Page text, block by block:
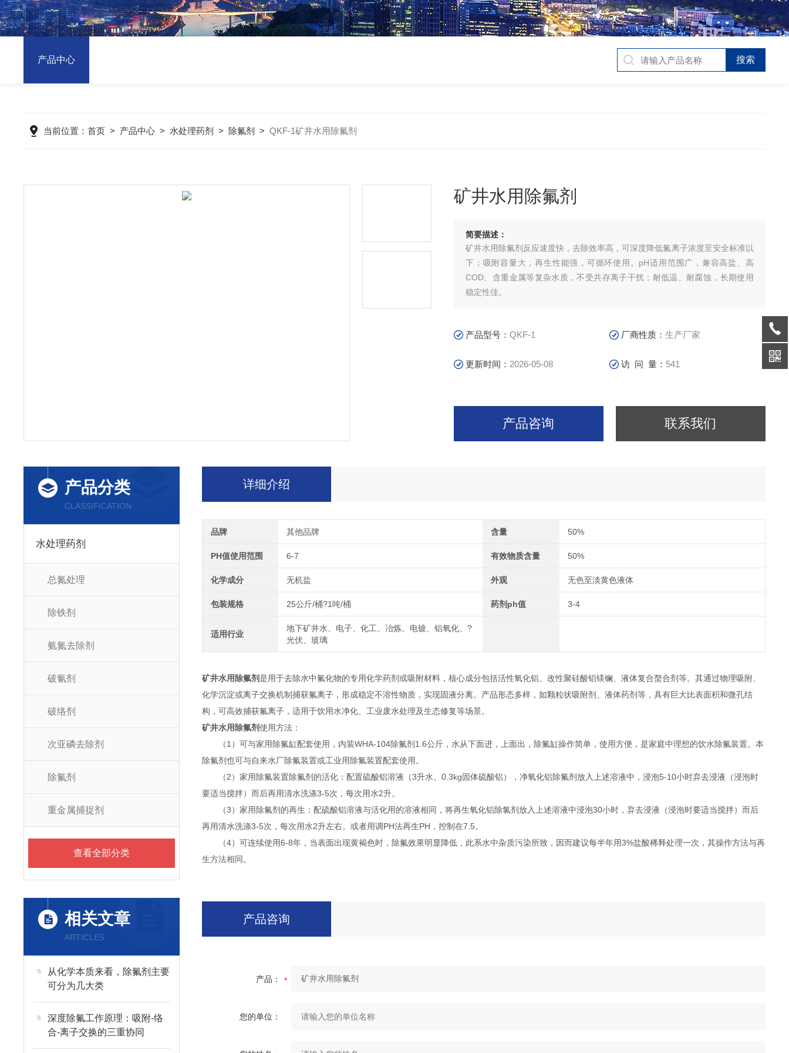
产品中心
当前位置：首页 > 产品中心 > 水处理药剂 > 除氟剂 >QKF-1矿井水用除氟剂
矿井水用除氟剂
简要描述：
矿井水用除氟剂反应速度快，去除效率高，可深度降低氟离子浓度至安全标准以
下；吸附容量大，再生性能强，可循环使用。pH适用范围广，兼容高盐、高
COD、含重金属等复杂水质，不受共存离子干扰；耐低温、耐腐蚀，长期使用
稳定性佳。
产品型号：QKF-1 厂商性质：生产厂家
更新时间： 2026-05-08 访 问 量： 541
产品咨询 联系我们
产品分类
CLASSIFICATION
水处理药剂
总氮处理
除铁剂
氨氮去除剂
破氰剂
破络剂
次亚磷去除剂
除氟剂
重金属捕捉剂
查看全部分类
相关文章
ARTICLES
从化学本质来看，除氟剂主要
可分为几大类
深度除氟工作原理：吸附-络
合-离子交换的三重协同
详细介绍
品牌 其他品牌 含量 50%
PH值使用范围 6-7 有效物质含量 50%
化学成分 无机盐 外观 无色至淡黄色液体
包装规格 25公斤/桶?1吨/桶 药剂ph值 3-4
适用行业
地下矿井水、电子、化工、冶炼、电镀、铝氧化、?
光伏、玻璃
矿井水用除氟剂是用于去除水中氟化物的专用化学药剂或吸附材料，核心成分包括活性氧化铝、改性聚硅酸铝镁镧、液体复合螯合剂等。其通过物理吸附、
化学沉淀或离子交换机制捕获氟离子，形成稳定不溶性物质，实现固液分离。产品形态多样，如颗粒状吸附剂、液体药剂等，具有巨大比表面积和微孔结
构，可高效捕获氟离子，适用于饮用水净化、工业废水处理及生态修复等场景。
矿井水用除氟剂使用方法：
（1）可与家用除氟缸配套使用，内装WHA-104除氟剂1.6公斤，水从下面进，上面出，除氟缸操作简单，使用方便，是家庭中理想的饮水除氟装置。本
除氟剂也可与自来水厂除氟装置或工业用除氟装置配套使用。
（2）家用除氟装置除氟剂的活化：配置硫酸铝溶液（3升水、0.3kg固体硫酸铝），净氧化铝除氟剂放入上述溶液中，浸泡5-10小时弃去浸液（浸泡时
要适当搅拌）而后再用清水洗涤3-5次，每次用水2升。
（3）家用除氟剂的再生：配硫酸铝溶液与活化用的溶液相同，将再生氧化铝除氯剂放入上述溶液中浸泡30小时，弃去浸液（浸泡时要适当搅拌）而后
再用清水洗涤3-5次，每次用水2升左右。或者用调PH法再生PH，控制在7.5。
（4）可连续使用6-8年，当表面出现黄褐色时，除氟效果明显降低，此系水中杂质污染所致，因而建议每半年用3%盐酸稀释处理一次，其操作方法与再
生方法相同。
产品咨询
产品：
您的单位：